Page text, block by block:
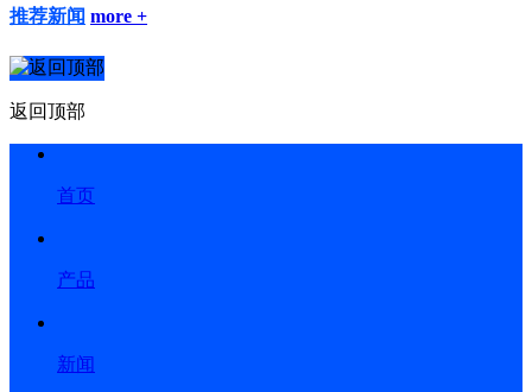
推荐新闻 more +
返回顶部
首页
产品
新闻